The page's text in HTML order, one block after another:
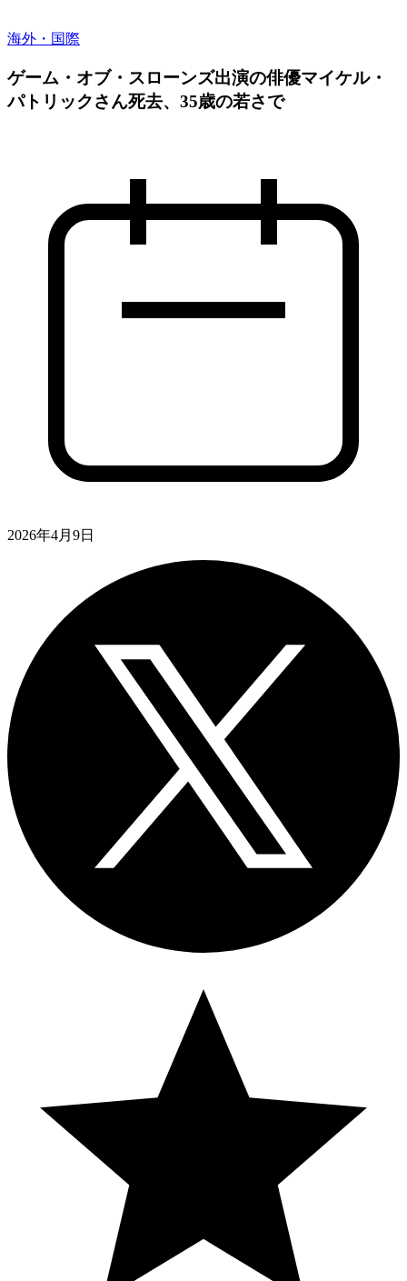
海外・国際
ゲーム・オブ・スローンズ出演の俳優マイケル・
パトリックさん死去、35歳の若さで
2026年4月9日